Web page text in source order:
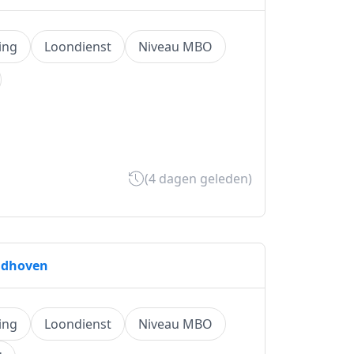
Loondienst
Niveau MBO
(4 dagen geleden)
Loondienst
Niveau MBO